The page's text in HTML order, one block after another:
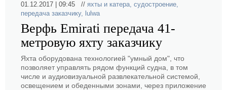
01.12.2017 | 09:45 // яхты и катера, судостроение,
передача заказчику, lulwa
Верфь Emirati передача 41-
метровую яхту заказчику
Яхта оборудована технологией "умный дом", что
позволяет управлять рядом функций судна, в том
числе и аудиовизуальной развлекательной системой,
освещением и обеденными зонами, через приложение